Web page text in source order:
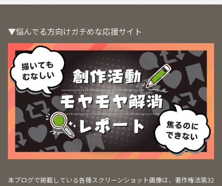
▼悩んでる方向けガチめな応援サイト
本ブログで掲載している各種スクリーンショット画像は、著作権法第32